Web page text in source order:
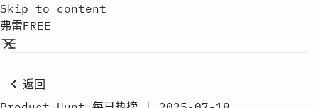
Skip to content
弗雷FREE
返回